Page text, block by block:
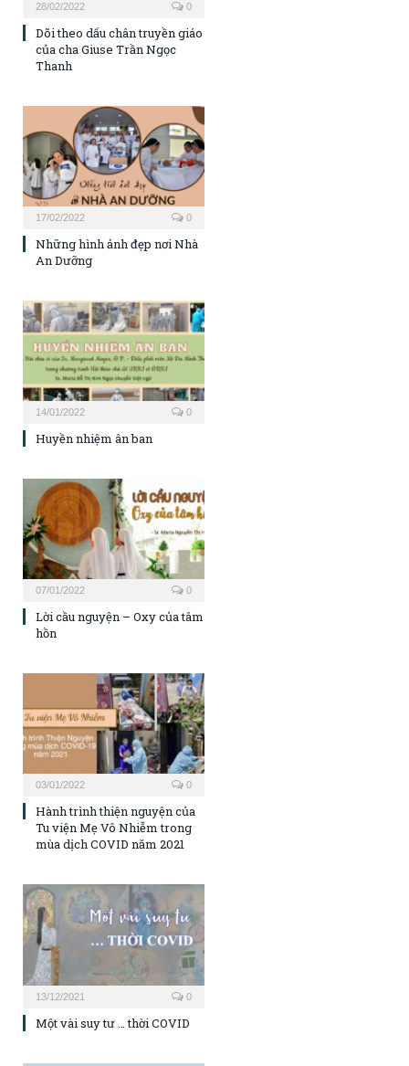
28/02/2022 0
Dõi theo dấu chân truyền giáo
của cha Giuse Trần Ngọc
Thanh
17/02/2022 0
Những hình ảnh đẹp nơi Nhà
An Dưỡng
14/01/2022 0
Huyền nhiệm ân ban
07/01/2022 0
Lời cầu nguyện – Oxy của tâm
hồn
03/01/2022 0
Hành trình thiện nguyện của
Tu viện Mẹ Vô Nhiễm trong
mùa dịch COVID năm 2021
13/12/2021 0
Một vài suy tư … thời COVID